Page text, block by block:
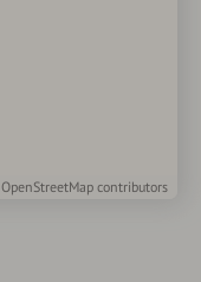
OpenStreetMap contributors